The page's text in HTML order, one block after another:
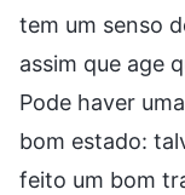
tem um senso
assim que age
Pode haver
bom estado:
feito um bom